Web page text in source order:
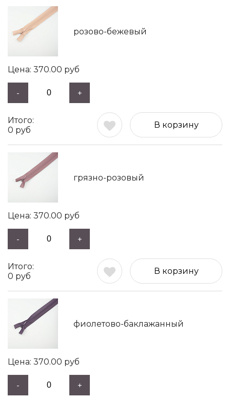
розово-бежевый
370.00 руб
- +
0 руб
В корзину
грязно-розовый
370.00 руб
- +
0 руб
В корзину
фиолетово-баклажанный
370.00 руб
- +